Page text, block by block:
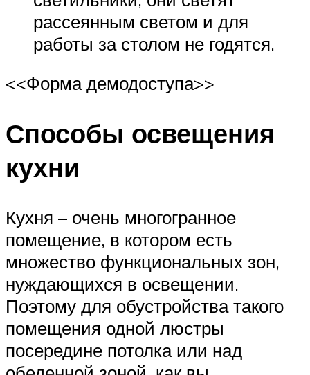
рассеянным светом и для
работы за столом не годятся.
<<Форма демодоступа>>
Способы освещения
кухни
Кухня – очень многогранное
помещение, в котором есть
множество функциональных зон,
нуждающихся в освещении.
Поэтому для обустройства такого
помещения одной люстры
посередине потолка или над